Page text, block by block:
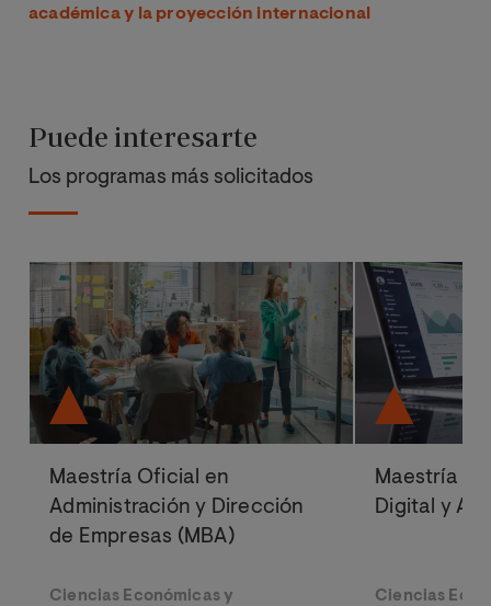
académica y la proyección internacional
Puede interesarte
Los programas más solicitados
Maestría Oficial en
Administración y Dirección
de Empresas (MBA)
Ciencias Económicas y
Maestría
Digital y
Ciencias